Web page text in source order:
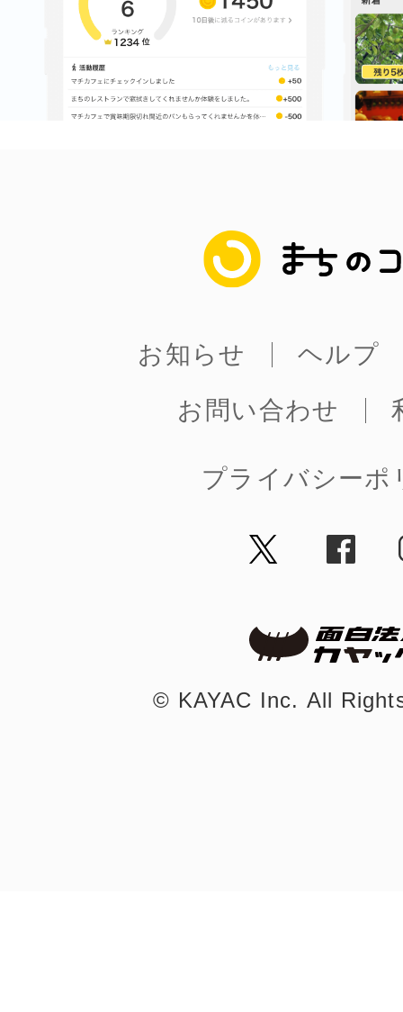
まちのコイン
お知らせ
ヘルプ
お問い合わせ
プライバシーポ
©︎ KAYAC Inc. All